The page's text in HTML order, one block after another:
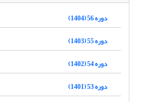
دوره 56 (1404)
دوره 55 (1403)
دوره 54 (1402)
دوره 53 (1401)